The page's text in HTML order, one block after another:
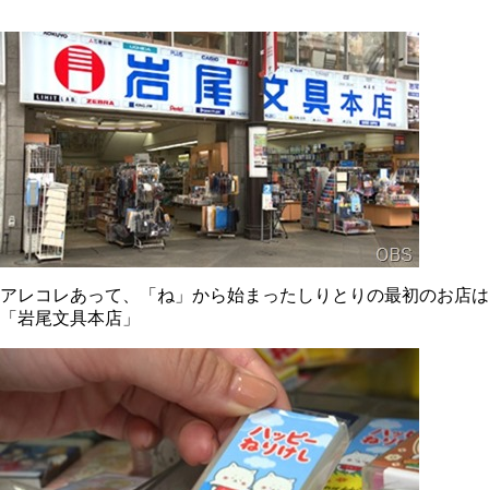
アレコレあって、「ね」から始まったしりとりの最初のお店は
「岩尾文具本店」